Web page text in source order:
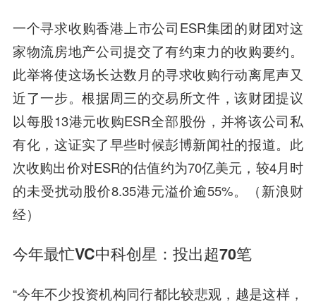
一个寻求收购香港上市公司ESR集团的财团对这
家物流房地产公司提交了有约束力的收购要约。
此举将使这场长达数月的寻求收购行动离尾声又
近了一步。根据周三的交易所文件，该财团提议
以每股13港元收购ESR全部股份，并将该公司私
有化，这证实了早些时候彭博新闻社的报道。此
次收购出价对ESR的估值约为70亿美元，较4月时
的未受扰动股价8.35港元溢价逾55%。（新浪财
经）
今年最忙VC中科创星：投出超70笔
“今年不少投资机构同行都比较悲观，越是这样，